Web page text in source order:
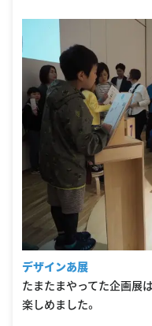
デザインあ展
たまたまやってた企画展
楽しめました。